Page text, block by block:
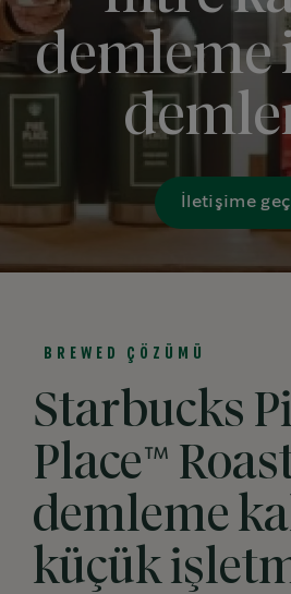
demleme
İletişime
BREWED ÇÖZÜMÜ
Starbucks
Place™
demleme
küçük